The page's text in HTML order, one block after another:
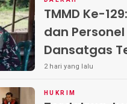
TMMD Ke-
dan
Dansatgas
Nyata
2 hari yang lalu
HUKRIM